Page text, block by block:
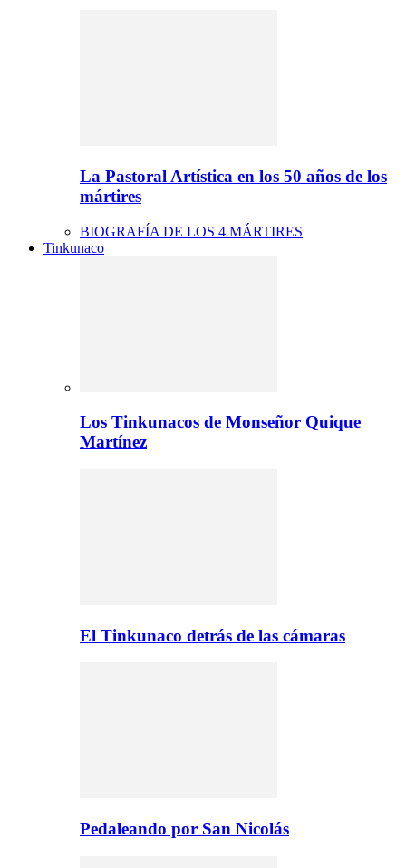
La Pastoral Artística en los 50 años de los
mártires
BIOGRAFÍA DE LOS 4 MÁRTIRES
Tinkunaco
Los Tinkunacos de Monseñor Quique
Martínez
El Tinkunaco detrás de las cámaras
Pedaleando por San Nicolás